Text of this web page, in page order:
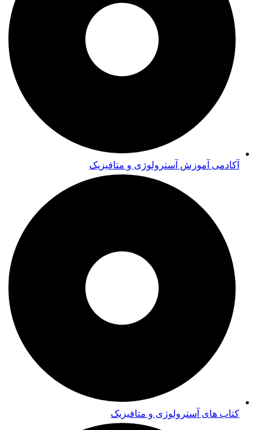
آکادمی آموزش آسترولوژی و متافیزیک
کتاب های آسترولوژی و متافیزیک